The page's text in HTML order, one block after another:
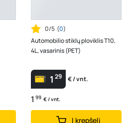
0/5 (0)
Automobilio stiklų ploviklis T10,
4L, vasarinis (PET)
1 29 € / vnt.
1 99 € / vnt.
Į krepšelį